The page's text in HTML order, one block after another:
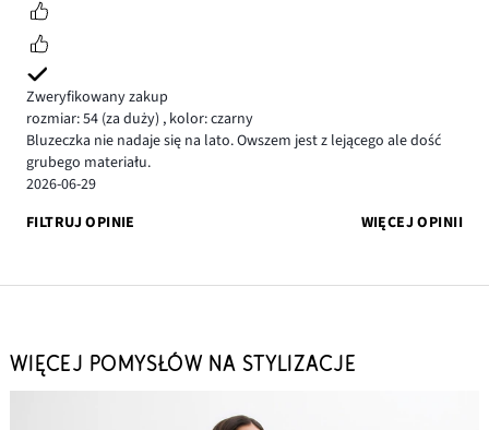
Zweryfikowany zakup
rozmiar: 54 (za duży) , kolor: czarny
Bluzeczka nie nadaje się na lato. Owszem jest z lejącego ale dość
grubego materiału.
2026-06-29
FILTRUJ OPINIE
WIĘCEJ OPINII
WIĘCEJ POMYSŁÓW NA STYLIZACJE